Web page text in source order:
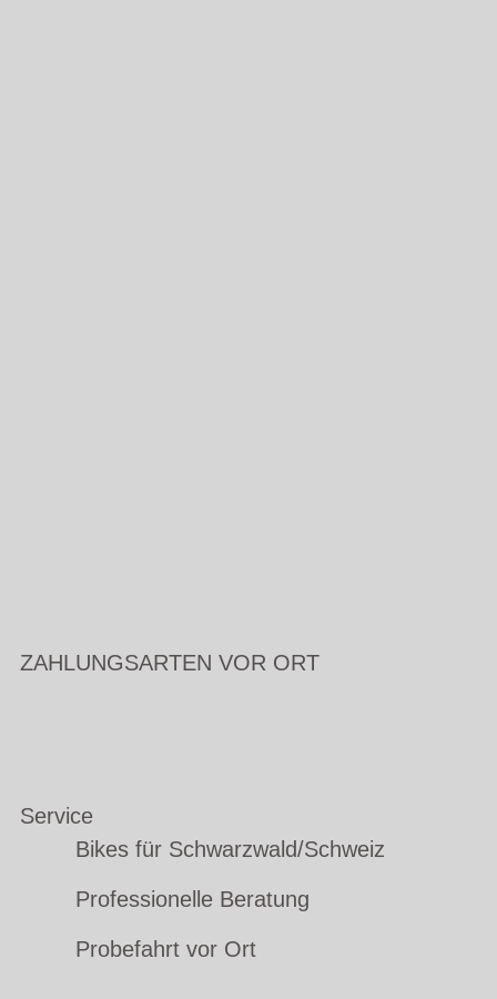
ZAHLUNGSARTEN VOR ORT
Service
Bikes für Schwarzwald/Schweiz
Professionelle Beratung
Probefahrt vor Ort